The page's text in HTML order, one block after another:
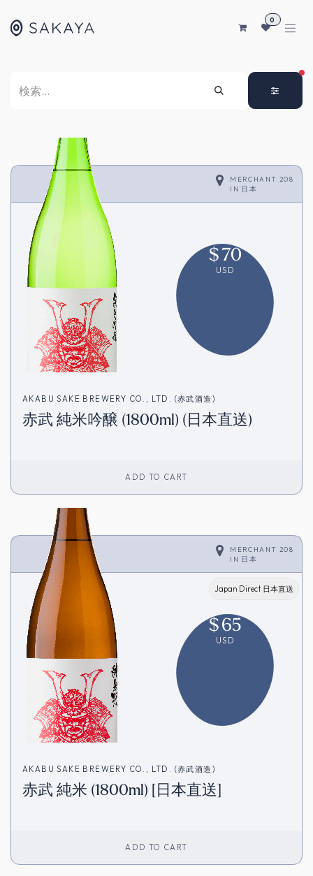
0
MERCHANT 208
IN 日本
$70
USD
AKABU SAKE BREWERY CO., LTD. (赤武酒造)
赤武 純米吟醸 (1800ml) (日本直送)
ADD TO CART
MERCHANT 208
IN 日本
Japan Direct 日本直送
$65
USD
AKABU SAKE BREWERY CO., LTD. (赤武酒造)
赤武 純米 (1800ml) [日本直送]
ADD TO CART